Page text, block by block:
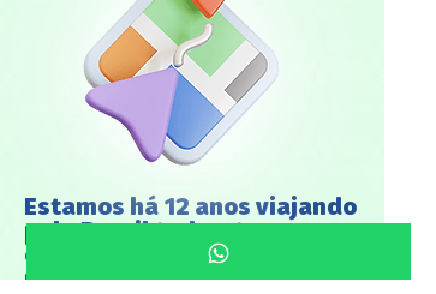
Estamos há 12 anos viajando
pelo Brasil todo e temos
orgulho em proporcionar o
melhor material de BEBÊS!